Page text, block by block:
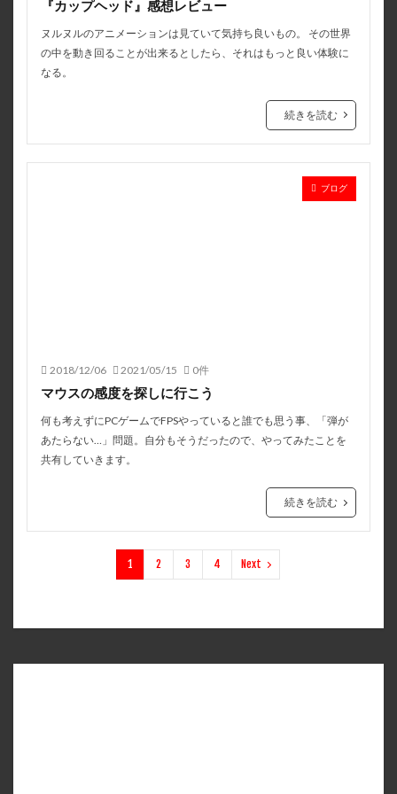
『カップヘッド』感想レビュー
ヌルヌルのアニメーションは見ていて気持ち良いもの。 その世界
の中を動き回ることが出来るとしたら、それはもっと良い体験に
なる。
続きを読む
ブログ
2018/12/06 2021/05/15 0件
マウスの感度を探しに行こう
何も考えずにPCゲームでFPSやっていると誰でも思う事、「弾が
あたらない…」問題。自分もそうだったので、やってみたことを
共有していきます。
続きを読む
1 2 3 4 Next